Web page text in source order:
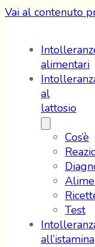
Vai al contenuto
alimentari
al
lattosio
Cos’è
Test
all’istamina